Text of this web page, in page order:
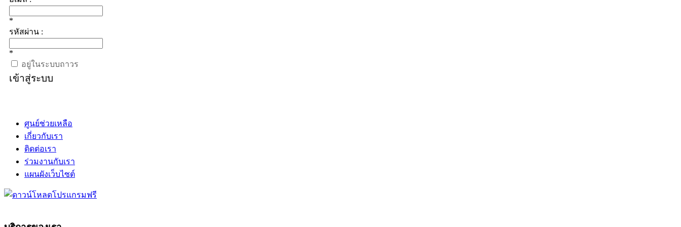
*
รหัสผ่าน :
*
อยู่ในระบบถาวร
เข้าสู่ระบบ
ศูนย์ช่วยเหลือ
เกี่ยวกับเรา
ติดต่อเรา
ร่วมงานกับเรา
แผนผังเว็บไซต์